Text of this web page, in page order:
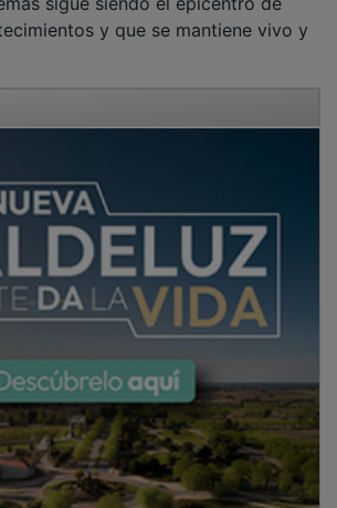
y que se mantiene vivo y